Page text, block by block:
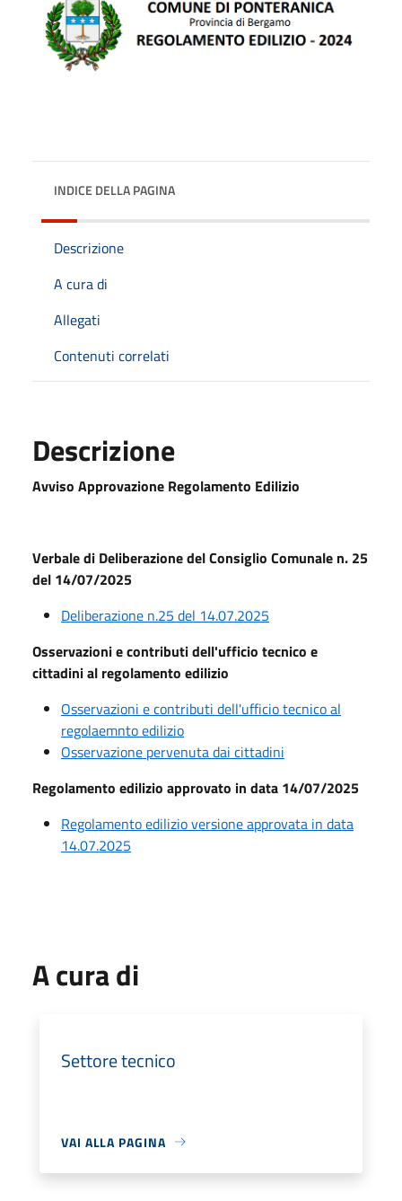
INDICE DELLA PAGINA
Descrizione
A cura di
Allegati
Contenuti correlati
Descrizione
Avviso Approvazione Regolamento Edilizio
Verbale di Deliberazione del Consiglio Comunale n. 25
del 14/07/2025
Deliberazione n.25 del 14.07.2025
Osservazioni e contributi dell'ufficio tecnico e
cittadini al regolamento edilizio
Osservazioni e contributi dell'ufficio tecnico al
regolaemnto edilizio
Osservazione pervenuta dai cittadini
Regolamento edilizio approvato in data 14/07/2025
Regolamento edilizio versione approvata in data
14.07.2025
A cura di
Settore tecnico
VAI ALLA PAGINA